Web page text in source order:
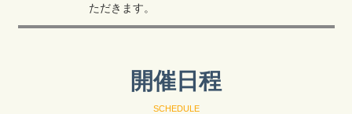
ただきます。
開催日程
SCHEDULE